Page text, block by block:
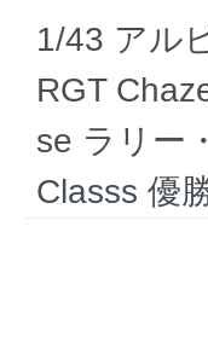
1/43 アル
RGT
se ラリー
Classs 優